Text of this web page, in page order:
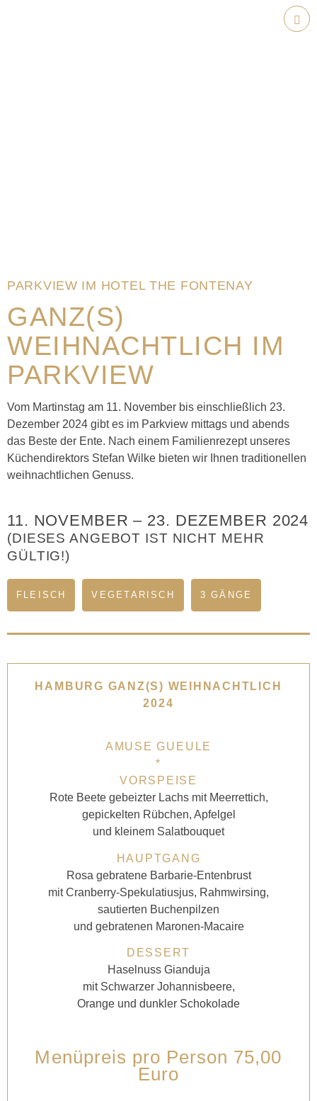
PARKVIEW IM HOTEL THE FONTENAY
GANZ(S)
WEIHNACHTLICH IM
PARKVIEW
Vom Martinstag am 11. November bis einschließlich 23.
Dezember 2024 gibt es im Parkview mittags und abends
das Beste der Ente. Nach einem Familienrezept unseres
Küchendirektors Stefan Wilke bieten wir Ihnen traditionellen
weihnachtlichen Genuss.
11. NOVEMBER – 23. DEZEMBER 2024
(DIESES ANGEBOT IST NICHT MEHR
GÜLTIG!)
FLEISCH VEGETARISCH 3 GÄNGE
HAMBURG GANZ(S) WEIHNACHTLICH
2024
AMUSE GUEULE
*
VORSPEISE
Rote Beete gebeizter Lachs mit Meerrettich,
gepickelten Rübchen, Apfelgel
und kleinem Salatbouquet
HAUPTGANG
Rosa gebratene Barbarie-Entenbrust
mit Cranberry-Spekulatiusjus, Rahmwirsing,
sautierten Buchenpilzen
und gebratenen Maronen-Macaire
DESSERT
Haselnuss Gianduja
mit Schwarzer Johannisbeere,
Orange und dunkler Schokolade
Menüpreis pro Person 75,00
Euro